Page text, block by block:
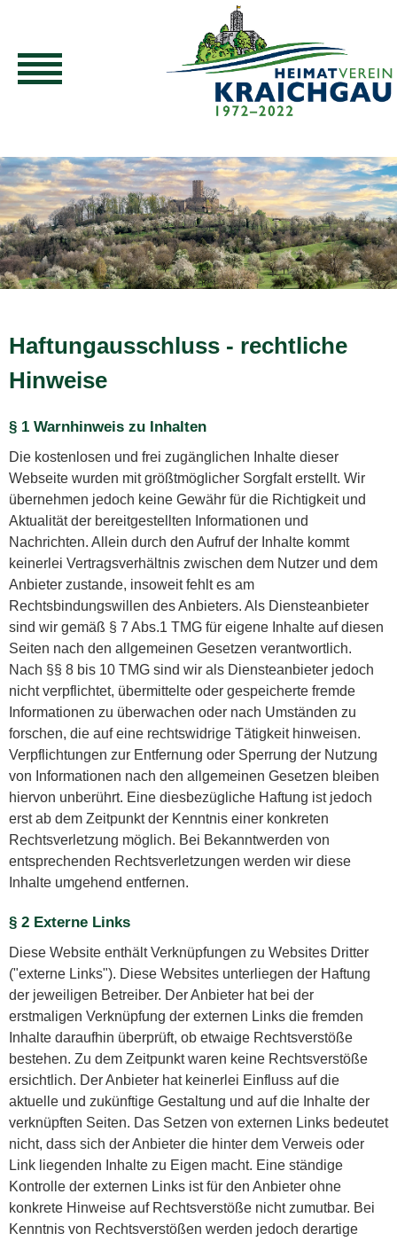
Haftungausschluss - rechtliche
Hinweise
§ 1 Warnhinweis zu Inhalten
Die kostenlosen und frei zugänglichen Inhalte dieser
Webseite wurden mit größtmöglicher Sorgfalt erstellt. Wir
übernehmen jedoch keine Gewähr für die Richtigkeit und
Aktualität der bereitgestellten Informationen und
Nachrichten. Allein durch den Aufruf der Inhalte kommt
keinerlei Vertragsverhältnis zwischen dem Nutzer und dem
Anbieter zustande, insoweit fehlt es am
Rechtsbindungswillen des Anbieters. Als Diensteanbieter
sind wir gemäß § 7 Abs.1 TMG für eigene Inhalte auf diesen
Seiten nach den allgemeinen Gesetzen verantwortlich.
Nach §§ 8 bis 10 TMG sind wir als Diensteanbieter jedoch
nicht verpflichtet, übermittelte oder gespeicherte fremde
Informationen zu überwachen oder nach Umständen zu
forschen, die auf eine rechtswidrige Tätigkeit hinweisen.
Verpflichtungen zur Entfernung oder Sperrung der Nutzung
von Informationen nach den allgemeinen Gesetzen bleiben
hiervon unberührt. Eine diesbezügliche Haftung ist jedoch
erst ab dem Zeitpunkt der Kenntnis einer konkreten
Rechtsverletzung möglich. Bei Bekanntwerden von
entsprechenden Rechtsverletzungen werden wir diese
Inhalte umgehend entfernen.
§ 2 Externe Links
Diese Website enthält Verknüpfungen zu Websites Dritter
("externe Links"). Diese Websites unterliegen der Haftung
der jeweiligen Betreiber. Der Anbieter hat bei der
erstmaligen Verknüpfung der externen Links die fremden
Inhalte daraufhin überprüft, ob etwaige Rechtsverstöße
bestehen. Zu dem Zeitpunkt waren keine Rechtsverstöße
ersichtlich. Der Anbieter hat keinerlei Einfluss auf die
aktuelle und zukünftige Gestaltung und auf die Inhalte der
verknüpften Seiten. Das Setzen von externen Links bedeutet
nicht, dass sich der Anbieter die hinter dem Verweis oder
Link liegenden Inhalte zu Eigen macht. Eine ständige
Kontrolle der externen Links ist für den Anbieter ohne
konkrete Hinweise auf Rechtsverstöße nicht zumutbar. Bei
Kenntnis von Rechtsverstößen werden jedoch derartige